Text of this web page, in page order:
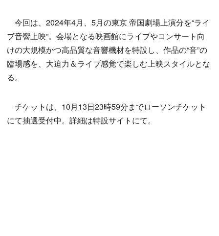
今回は、2024年4月、5月の東京 帝国劇場上演分を“ライ
ブ音響上映”。会場となる映画館にライブやコンサート向
けの大規模かつ高品質な音響機材を特設し、作品の“音”の
臨場感を、大迫力＆ライブ感覚で楽しむ上映スタイルとな
る。
チケットは、10月13日23時59分までローソンチケット
にて抽選受付中。詳細は特設サイトにて。